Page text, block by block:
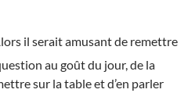
lors il serait amusant de remettre
au goût du jour, de la
sur la table et d’en parler